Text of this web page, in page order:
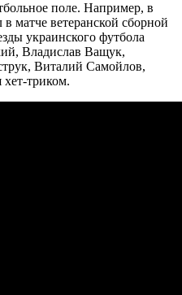
поле. Например, в
матче ветеранской сборной
украинского футбола
Владислав Ващук,
Виталий Самойлов,
триком.